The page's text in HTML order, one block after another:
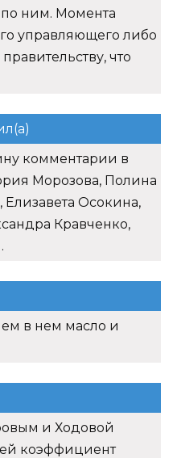
по ним. Момента
управляющего либо
что
комментарии в
Морозова, Полина
Осокина,
Кравченко,
в нем масло и
и Ходовой
коэффициент